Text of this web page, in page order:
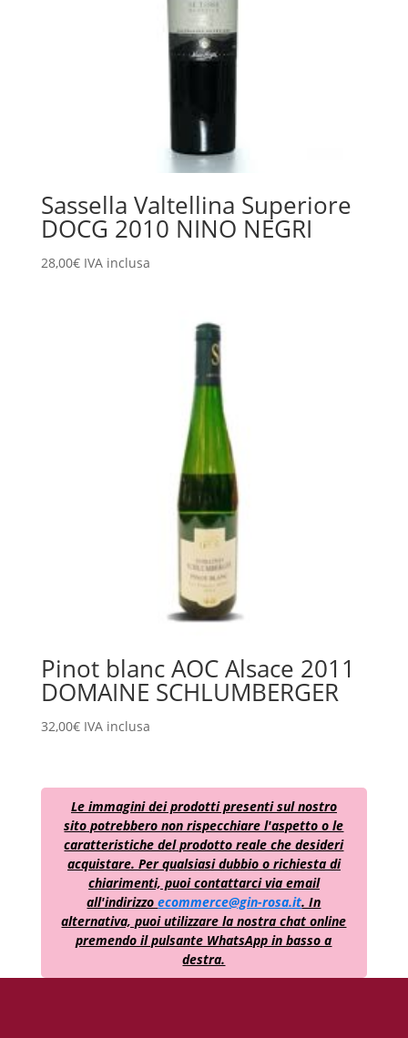
Sassella Valtellina Superiore
DOCG 2010 NINO NEGRI
28,00€ IVA inclusa
Pinot blanc AOC Alsace 2011
DOMAINE SCHLUMBERGER
32,00€ IVA inclusa
Le immagini dei prodotti presenti sul nostro
sito potrebbero non rispecchiare l'aspetto o le
caratteristiche del prodotto reale che desideri
acquistare. Per qualsiasi dubbio o richiesta di
chiarimenti, puoi contattarci via email
all'indirizzoecommerce@gin-rosa.it. In
alternativa, puoi utilizzare la nostra chat online
premendo il pulsante WhatsApp in basso a
destra.